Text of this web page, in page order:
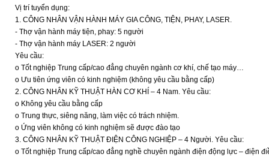
Vị trí tuyển dụng:
1. CÔNG NHÂN VẬN HÀNH MÁY GIA CÔNG, TIỆN, PHAY, LASER.
- Thợ vận hành máy tiện, phay: 5 người
- Thợ vận hành máy LASER: 2 người
Yêu cầu:
o Tốt nghiệp Trung cấp/cao đẳng chuyên ngành cơ khí, chế tạo máy…
o Ưu tiên ứng viên có kinh nghiệm (không yêu cầu bằng cấp)
2. CÔNG NHÂN KỸ THUẬT HÀN CƠ KHÍ – 4 Nam. Yêu cầu:
o Không yêu cầu bằng cấp
o Trung thực, siêng năng, làm việc có trách nhiệm.
o Ứng viên không có kinh nghiệm sẽ được đào tạo
3. CÔNG NHÂN KỸ THUẬT ĐIỆN CÔNG NGHIỆP – 4 Người. Yêu cầu:
o Tốt nghiệp Trung cấp/cao đẳng nghề chuyên ngành điện động lực – điện